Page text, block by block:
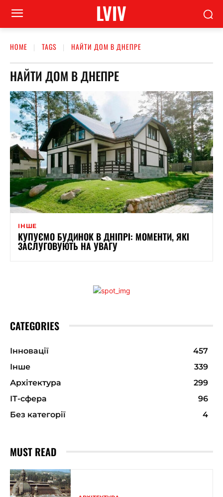
LVIV
HOME TAGS НАЙТИ ДОМ В ДНЕПРЕ
НАЙТИ ДОМ В ДНЕПРЕ
ІНШЕ
КУПУЄМО БУДИНОК В ДНІПРІ: МОМЕНТИ, ЯКІ
ЗАСЛУГОВУЮТЬ НА УВАГУ
CATEGORIES
Інновації
457
Інше
339
Архітектура
299
ІТ-сфера
96
Без категорії
4
MUST READ